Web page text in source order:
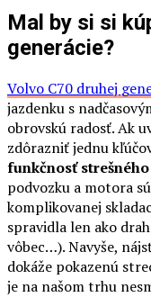
Mal by si si
generácie?
Volvo C70 druhej
jazdenku s
obrovskú radosť. Ak
zdôrazniť jednu
funkčnosť
podvozku a motora
komplikovanej
spravidla len ako
vôbec…). Navyše,
dokáže pokazenú
je na našom trhu